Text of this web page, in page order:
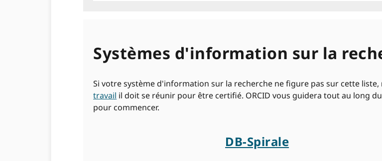
Systèmes d'information sur la
Si votre système d'information sur la recherche ne figure pas sur cette
travail il doit se réunir pour être certifié. ORCID vous guidera tout au long
pour commencer.
DB-Spirale